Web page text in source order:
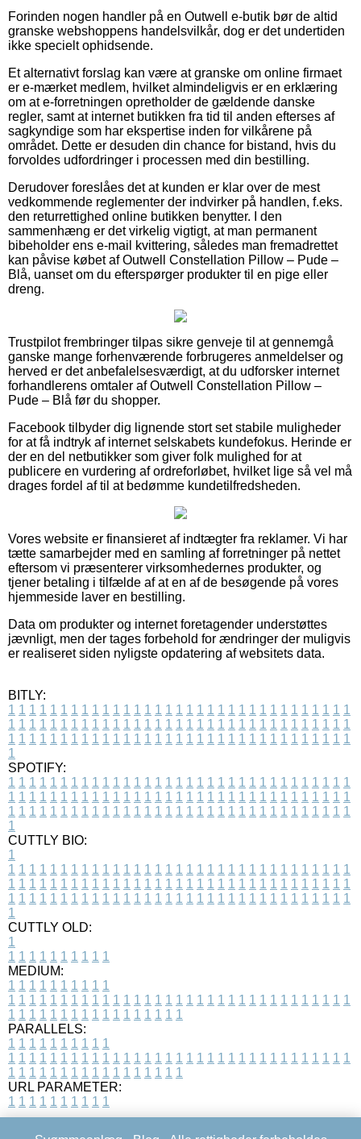
Forinden nogen handler på en Outwell e-butik bør de altid
granske webshoppens handelsvilkår, dog er det undertiden
ikke specielt ophidsende.
Et alternativt forslag kan være at granske om online firmaet
er e-mærket medlem, hvilket almindeligvis er en erklæring
om at e-forretningen opretholder de gældende danske
regler, samt at internet butikken fra tid til anden efterses af
sagkyndige som har ekspertise inden for vilkårene på
området. Dette er desuden din chance for bistand, hvis du
forvoldes udfordringer i processen med din bestilling.
Derudover foreslåes det at kunden er klar over de mest
vedkommende reglementer der indvirker på handlen, f.eks.
den returrettighed online butikken benytter. I den
sammenhæng er det virkelig vigtigt, at man permanent
bibeholder ens e-mail kvittering, således man fremadrettet
kan påvise købet af Outwell Constellation Pillow – Pude –
Blå, uanset om du efterspørger produkter til en pige eller
dreng.
Trustpilot frembringer tilpas sikre genveje til at gennemgå
ganske mange forhenværende forbrugeres anmeldelser og
herved er det anbefalelsesværdigt, at du udforsker internet
forhandlerens omtaler af Outwell Constellation Pillow –
Pude – Blå før du shopper.
Facebook tilbyder dig lignende stort set stabile muligheder
for at få indtryk af internet selskabets kundefokus. Herinde er
der en del netbutikker som giver folk mulighed for at
publicere en vurdering af ordreforløbet, hvilket lige så vel må
drages fordel af til at bedømme kundetilfredsheden.
Vores website er finansieret af indtægter fra reklamer. Vi har
tætte samarbejder med en samling af forretninger på nettet
eftersom vi præsenterer virksomhedernes produkter, og
tjener betaling i tilfælde af at en af de besøgende på vores
hjemmeside laver en bestilling.
Data om produkter og internet foretagender understøttes
jævnligt, men der tages forbehold for ændringer der muligvis
er realiseret siden nyligste opdatering af websitets data.
BITLY:
1 1 1 1 1 1 1 1 1 1 1 1 1 1 1 1 1 1 1 1 1 1 1 1 1 1 1 1 1 1 1 1 1
1 1 1 1 1 1 1 1 1 1 1 1 1 1 1 1 1 1 1 1 1 1 1 1 1 1 1 1 1 1 1 1 1
1 1 1 1 1 1 1 1 1 1 1 1 1 1 1 1 1 1 1 1 1 1 1 1 1 1 1 1 1 1 1 1 1
1
SPOTIFY:
1 1 1 1 1 1 1 1 1 1 1 1 1 1 1 1 1 1 1 1 1 1 1 1 1 1 1 1 1 1 1 1 1
1 1 1 1 1 1 1 1 1 1 1 1 1 1 1 1 1 1 1 1 1 1 1 1 1 1 1 1 1 1 1 1 1
1 1 1 1 1 1 1 1 1 1 1 1 1 1 1 1 1 1 1 1 1 1 1 1 1 1 1 1 1 1 1 1 1
1
CUTTLY BIO:
1
1 1 1 1 1 1 1 1 1 1 1 1 1 1 1 1 1 1 1 1 1 1 1 1 1 1 1 1 1 1 1 1 1
1 1 1 1 1 1 1 1 1 1 1 1 1 1 1 1 1 1 1 1 1 1 1 1 1 1 1 1 1 1 1 1 1
1 1 1 1 1 1 1 1 1 1 1 1 1 1 1 1 1 1 1 1 1 1 1 1 1 1 1 1 1 1 1 1 1
1
CUTTLY OLD:
1
1 1 1 1 1 1 1 1 1 1
MEDIUM:
1 1 1 1 1 1 1 1 1 1
1 1 1 1 1 1 1 1 1 1 1 1 1 1 1 1 1 1 1 1 1 1 1 1 1 1 1 1 1 1 1 1 1
1 1 1 1 1 1 1 1 1 1 1 1 1 1 1 1 1
PARALLELS:
1 1 1 1 1 1 1 1 1 1
1 1 1 1 1 1 1 1 1 1 1 1 1 1 1 1 1 1 1 1 1 1 1 1 1 1 1 1 1 1 1 1 1
1 1 1 1 1 1 1 1 1 1 1 1 1 1 1 1 1
URL PARAMETER:
1 1 1 1 1 1 1 1 1 1